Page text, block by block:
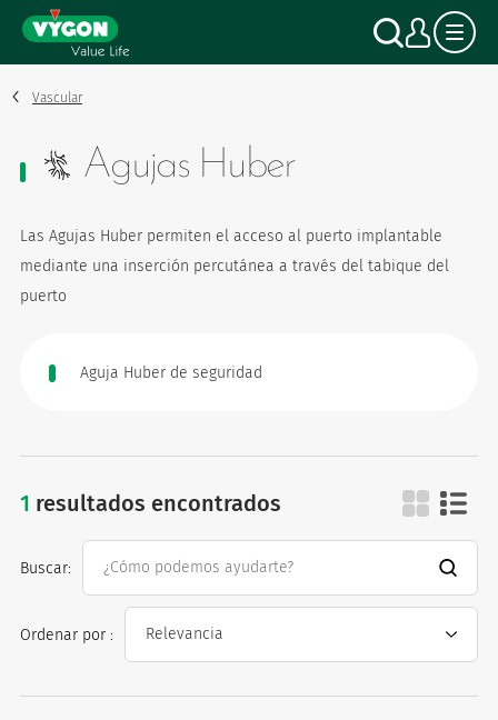
Panel de gestión de cookies
contenido
principal
Buscar
Mi
Vascular
Agujas Huber
Las Agujas Huber permiten el acceso al puerto implantable
mediante una inserción percutánea a través del tabique del
puerto
Aguja Huber de seguridad
1 resultados encontrados agujas huber
Ordenar por :
Buscar: